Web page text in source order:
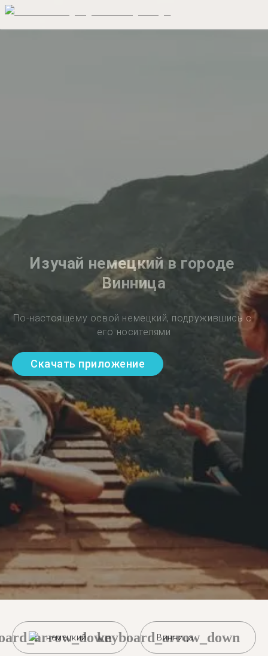
Изучай немецкий в городе
Винница
По-настоящему освой немецкий, подружившись с
его носителями
Скачать приложение
немецкий Винница
keyboard_arrow_down